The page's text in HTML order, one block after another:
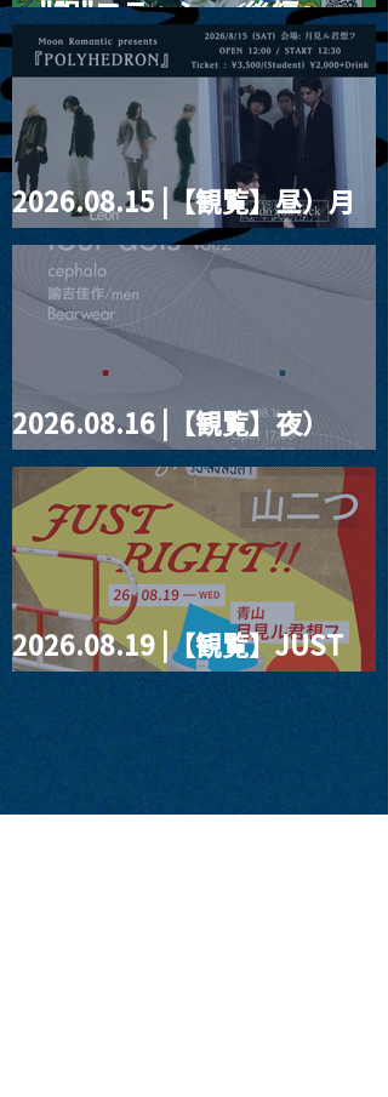
ー"訳"フラッシュ⚡️後編』
2026.08.15 |【観覧】昼）月
見ルpre.『POLYHEDRON』
2026.08.16 |【観覧】夜）
four dots vol.2
2026.08.19 |【観覧】JUST
RIGHT!! vol.27